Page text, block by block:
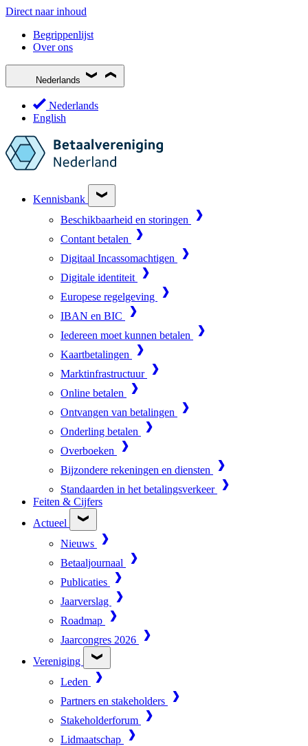
Direct naar inhoud
Begrippenlijst
Over ons
Nederlands
Nederlands
English
Kennisbank
Beschikbaarheid en storingen
Contant betalen
Digitaal Incassomachtigen
Digitale identiteit
Europese regelgeving
IBAN en BIC
Iedereen moet kunnen betalen
Kaartbetalingen
Marktinfrastructuur
Online betalen
Ontvangen van betalingen
Onderling betalen
Overboeken
Bijzondere rekeningen en diensten
Standaarden in het betalingsverkeer
Feiten & Cijfers
Actueel
Nieuws
Betaaljournaal
Publicaties
Jaarverslag
Roadmap
Jaarcongres 2026
Vereniging
Leden
Partners en stakeholders
Stakeholderforum
Lidmaatschap